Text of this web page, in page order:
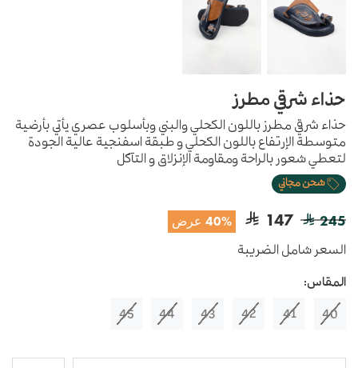
حذاء شرقي مطرز
حذاء شرقي مطرز باللون الكحلي والبني وبأسلوب عصري يأتي بأرضية
متوسطة الإرتفاع باللون الكحلي و طبقة اسفنجية عالية الجودة
لتعطي شعور بالراحة ومقاومة الإنزلاق و التآكل
شحن مجاني
245
147 40% عرض
السعر شامل الضريبة
المقاس:
40
41
42
43
44
45